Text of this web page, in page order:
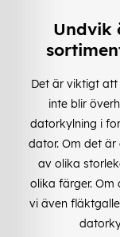
Undvik
Det är viktigt
inte blir
datorkylning i
dator. Om det
av olika
olika färger. Om
vi även